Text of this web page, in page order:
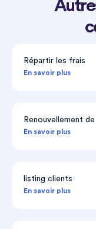
Répartir les frais
En savoir plus
Renouvellement
En savoir plus
listing clients
En savoir plus